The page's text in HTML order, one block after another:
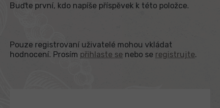
Buďte první, kdo napíše příspěvek k této položce.
Pouze registrovaní uživatelé mohou vkládat
hodnocení. Prosím přihlaste se nebo se registrujte.